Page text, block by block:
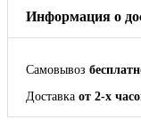
Информация о
Самовывоз
Доставка от 2-х